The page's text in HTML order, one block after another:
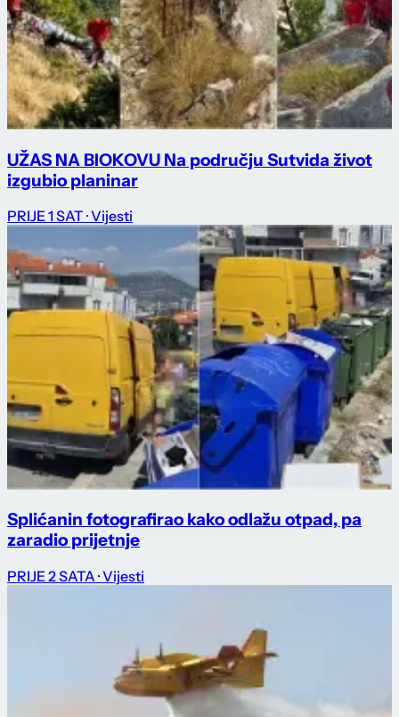
UŽAS NA BIOKOVU Na području Sutvida život
izgubio planinar
PRIJE 1 SAT · Vijesti
Splićanin fotografirao kako odlažu otpad, pa
zaradio prijetnje
PRIJE 2 SATA · Vijesti